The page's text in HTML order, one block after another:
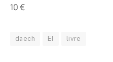
10 €
daech EI livre